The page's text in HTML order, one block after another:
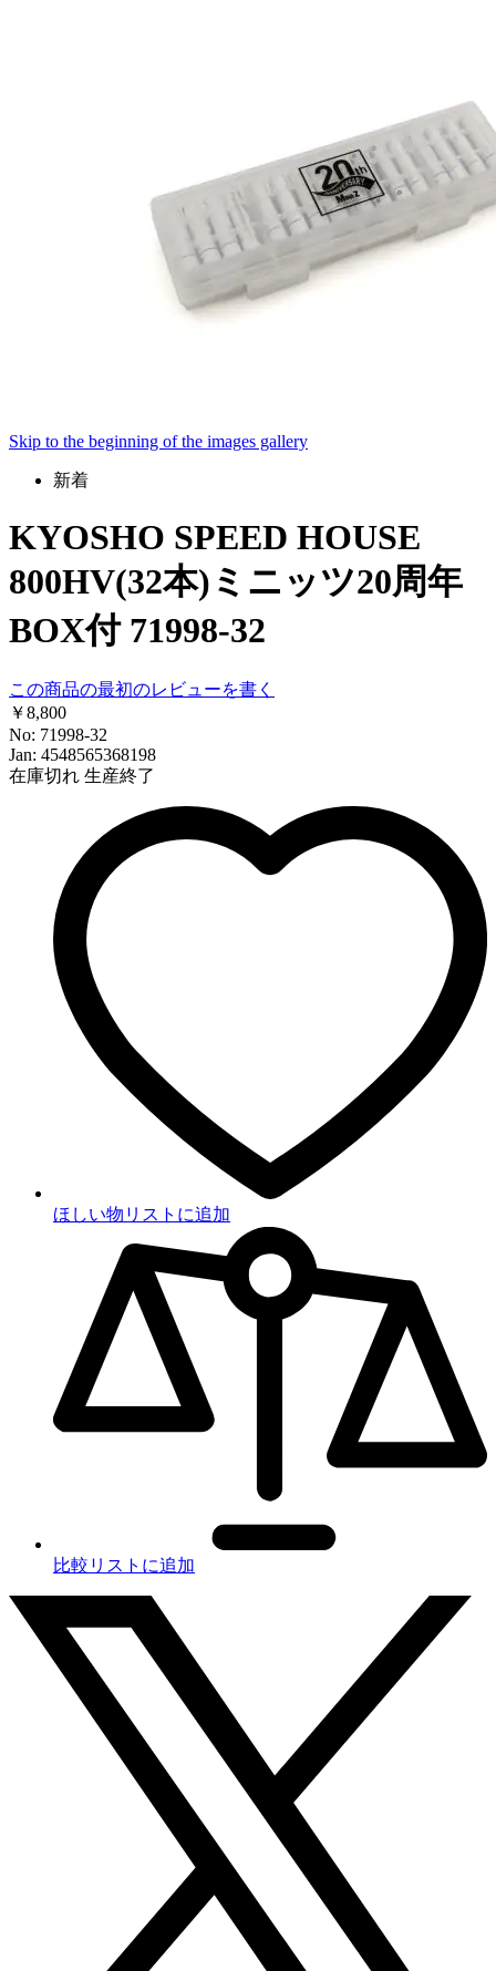
Skip to the beginning of the images gallery
新着
KYOSHO SPEED HOUSE
800HV(32本)ミニッツ20周年
BOX付 71998-32
この商品の最初のレビューを書く
￥8,800
No: 71998-32
Jan: 4548565368198
在庫切れ 生産終了
ほしい物リストに追加
比較リストに追加